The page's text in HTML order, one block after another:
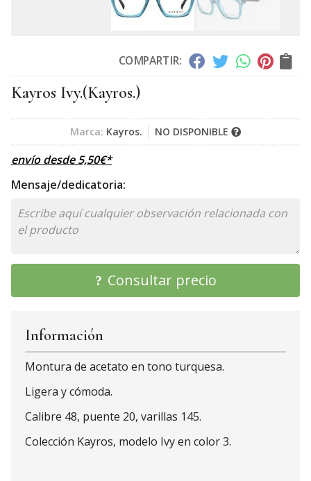
COMPARTIR:
Kayros Ivy.(Kayros.)
Marca: Kayros. NO DISPONIBLE
envío desde5,50€*
Mensaje/dedicatoria:
Consultar precio
Información
Montura de acetato en tono turquesa.
Ligera y cómoda.
Calibre 48, puente 20, varillas 145.
Colección Kayros, modelo Ivy en color 3.